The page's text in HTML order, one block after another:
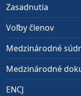
Zasadnutia
Voľby členov
Medzinárodné
Medzinárodné
ENCJ